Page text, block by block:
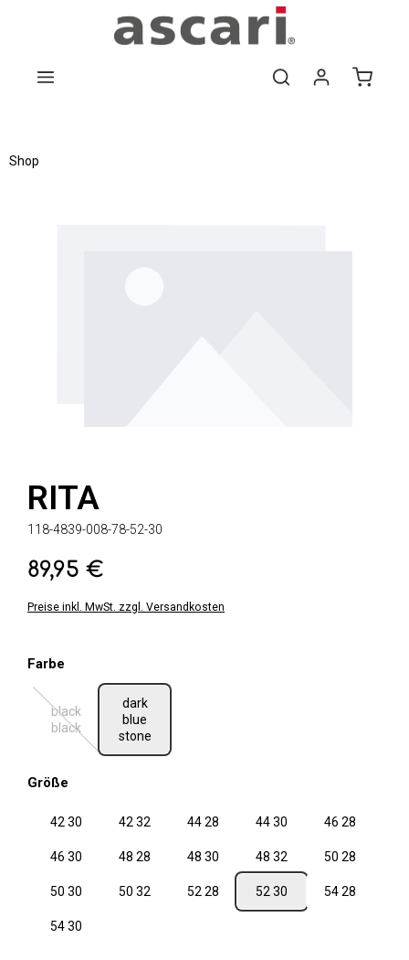
Zum Hauptinhalt springen
Shop
RITA
118-4839-008-78-52-30
Regulärer Preis:
89,95 €
Preise inkl. MwSt. zzgl. Versandkosten
Farbe
black
black(Diese Option ist zurzeit nicht verfügbar.)
dark
blue
stone
Größe
42 30 42 32 44 28 44 30 46 28
46 30 48 28 48 30 48 32 50 28
50 30 50 32 52 28 52 30 54 28
54 30